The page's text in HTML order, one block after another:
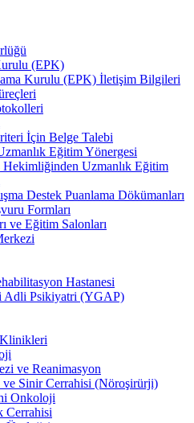
(EPK)
Kurulu (EPK) İletişim Bilgileri
İçin Belge Talebi
Eğitim Yönergesi
Hekimliğinden Uzmanlık Eğitim
Destek Puanlama Dökümanları
Formları
ve Eğitim Salonları
Hastanesi
Adli Psikiyatri (YGAP)
ve Reanimasyon
Sinir Cerrahisi (Nöroşirürji)
Onkoloji
Cerrahisi